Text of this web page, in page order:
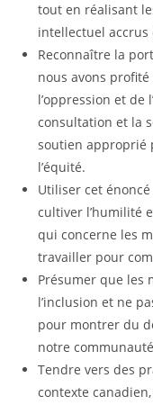
tout en réalisant
intellectuel accrus
Reconnaître la
nous avons
l’oppression et de
consultation et la
soutien approprié
l’équité.
Utiliser cet
cultiver l’humilité
qui concerne les
travailler pour
Présumer que les
l’inclusion et ne
pour montrer du
notre
Tendre vers des
contexte